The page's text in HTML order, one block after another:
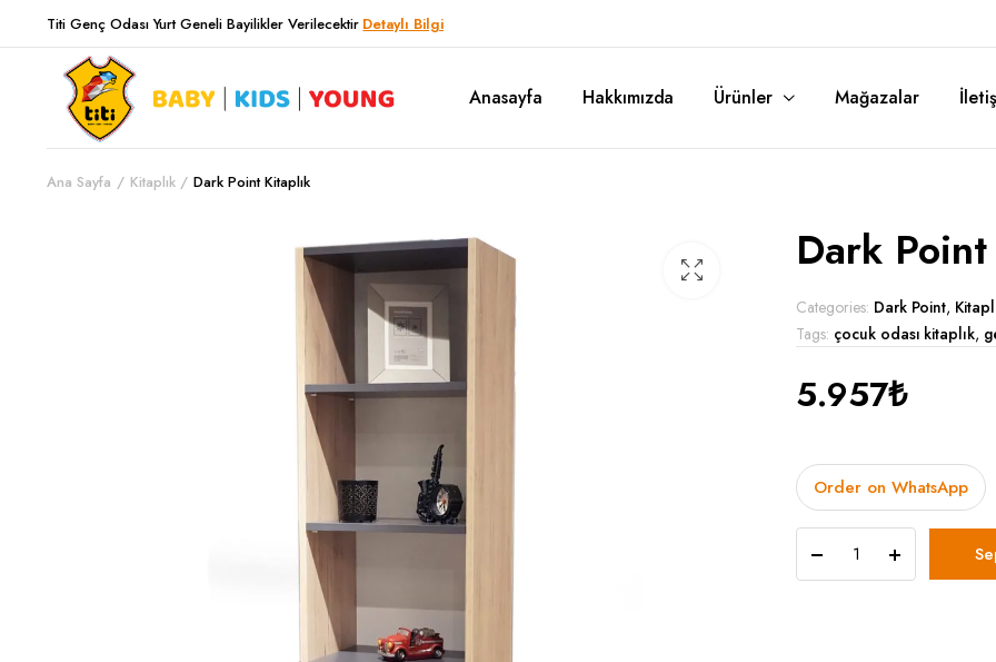
Titi Genç Odası Yurt Geneli Bayilikler Verilecektir Detaylı Bilgi
Anasayfa Hakkımızda Ürünler
Bianca Çocuk Odası
Mağazalar
Ana Sayfa Kitaplık Dark Point Kitaplık
Dark
Categories: Dark Point,
Tags: çocuk odası kitaplık,
5.957₺
Order on WhatsApp
Point
Kitaplık